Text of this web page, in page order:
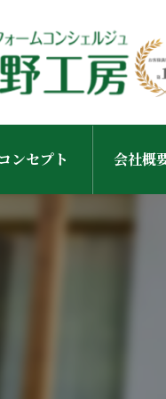
コンセプト 会社概
スタッ